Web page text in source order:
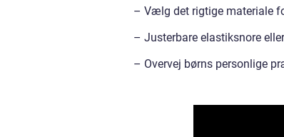
– Vælg det rigtige materiale
– Justerbare elastiksnore
– Overvej børns personlige